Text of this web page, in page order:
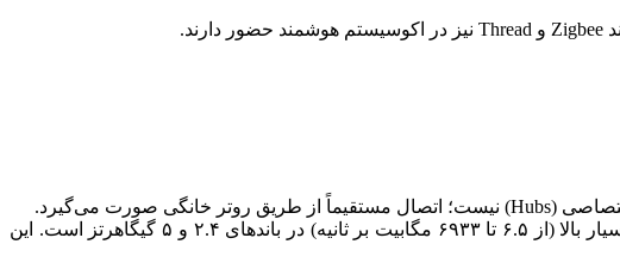
Wi-Fi (به‌ویژه استانداردهای جدیدتر مانند 802.11n/ac) قادر به پشتیبانی از نرخ داده‌ای بسیار بالا (از ۶.۵ تا ۶۹۳۳ مگابیت بر ثانیه) در باندهای ۲.۴ و ۵ گیگاهرتز است. این